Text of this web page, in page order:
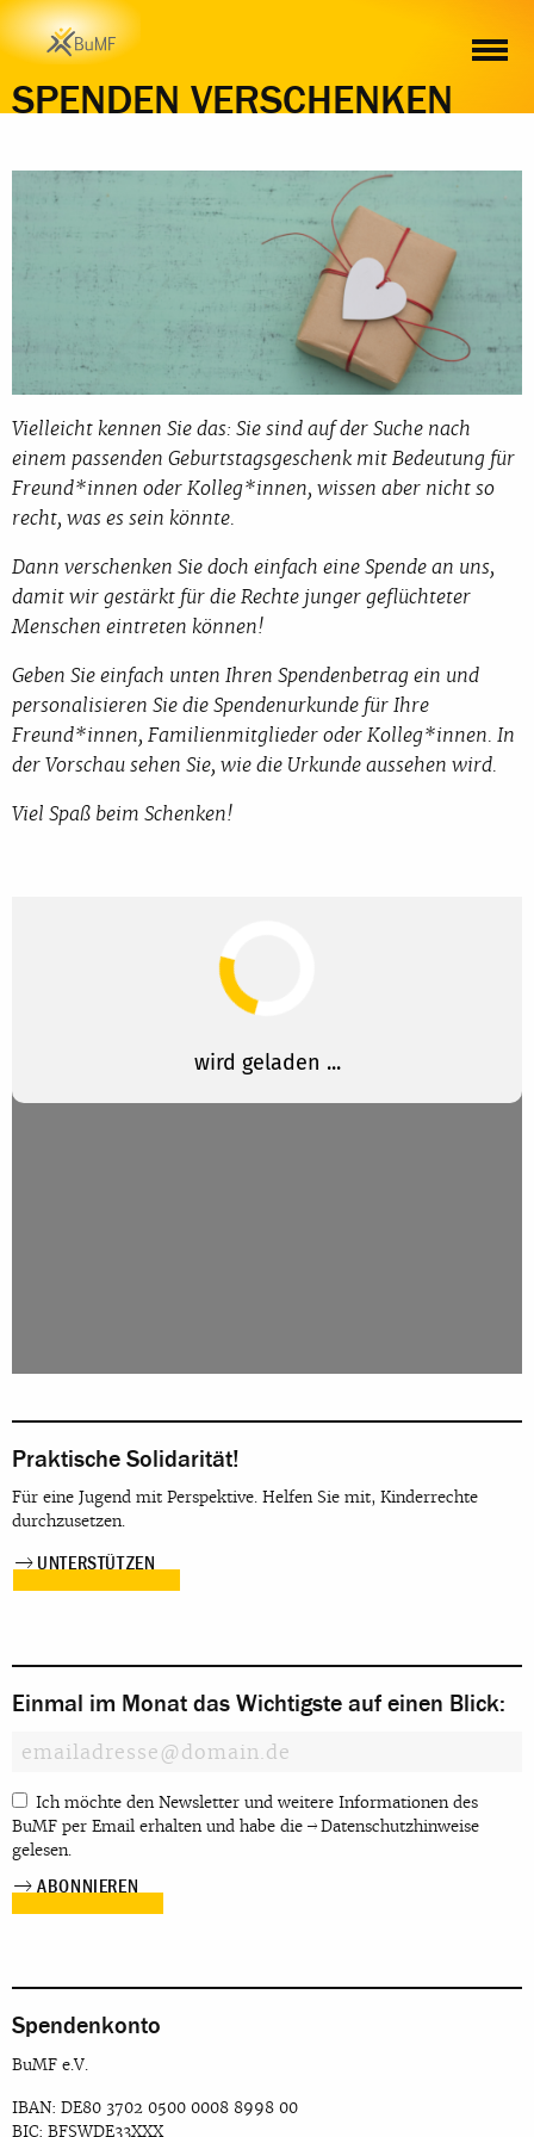
SPENDEN VERSCHENKEN
Vielleicht kennen Sie das: Sie sind auf der Suche nach
einem passenden Geburtstagsgeschenk mit Bedeutung für
Freund*innen oder Kolleg*innen, wissen aber nicht so
recht, was es sein könnte.
Dann verschenken Sie doch einfach eine Spende an uns,
damit wir gestärkt für die Rechte junger geflüchteter
Menschen eintreten können!
Geben Sie einfach unten Ihren Spendenbetrag ein und
personalisieren Sie die Spendenurkunde für Ihre
Freund*innen, Familienmitglieder oder Kolleg*innen. In
der Vorschau sehen Sie, wie die Urkunde aussehen wird.
Viel Spaß beim Schenken!
Praktische Solidarität!
Für eine Jugend mit Perspektive. Helfen Sie mit, Kinderrechte
durchzusetzen.
UNTERSTÜTZEN
Einmal im Monat das Wichtigste auf einen Blick:
Ich möchte den Newsletter und weitere Informationen des
BuMF per Email erhalten und habe die
Datenschutzhinweise
gelesen.
Spendenkonto
BuMF e.V.
IBAN: DE80 3702 0500 0008 8998 00
BIC: BFSWDE33XXX